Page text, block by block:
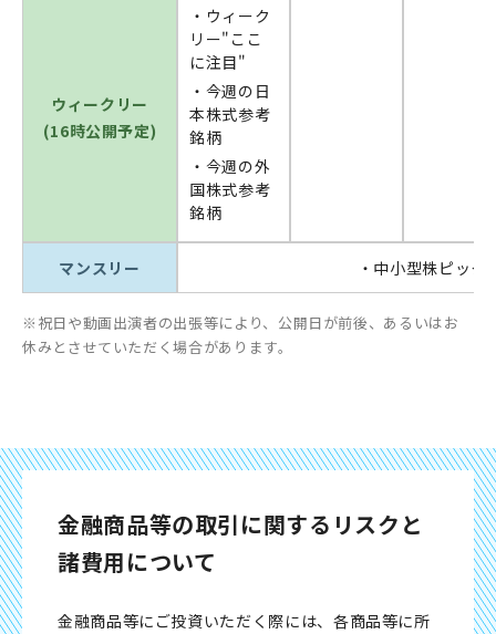
ウィークリー
(16時公開予定)
・ウィーク
リー"ここ
に注目"
・今週の日
本株式参考
銘柄
・今週の外
国株式参考
銘柄
マンスリー ・中小型株ピック
祝日や動画出演者の出張等により、公開日が前後、あるいはお
休みとさせていただく場合があります。
金融商品等の取引に関するリスクと
諸費用について
金融商品等にご投資いただく際には、各商品等に所